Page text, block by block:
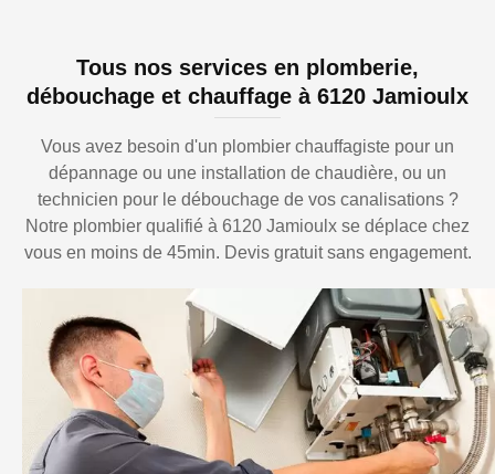
Tous nos services en plomberie,
débouchage et chauffage à 6120 Jamioulx
Vous avez besoin d'un plombier chauffagiste pour un
dépannage ou une installation de chaudière, ou un
technicien pour le débouchage de vos canalisations ?
Notre plombier qualifié à 6120 Jamioulx se déplace chez
vous en moins de 45min. Devis gratuit sans engagement.